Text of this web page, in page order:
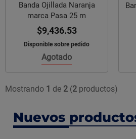
Banda Ojillada Naranja
marca Pasa 25 m
$9,436.53
Disponible sobre pedido
Agotado
Mostrando 1 de 2 (2 productos)
Nuevos